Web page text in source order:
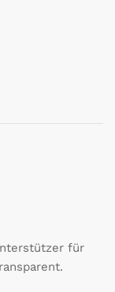
für